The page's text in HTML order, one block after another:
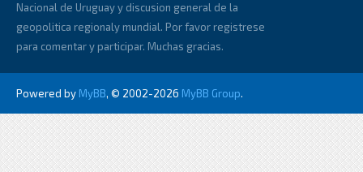
Nacional de Uruguay y discusion general de la
geopolitica regionaly mundial. Por favor registrese
para comentar y participar. Muchas gracias.
Powered by MyBB, © 2002-2026 MyBB Group.